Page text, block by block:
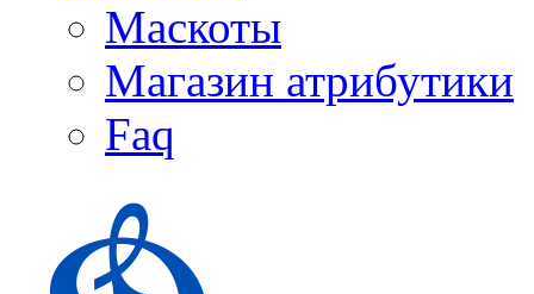
Маскоты
Магазин атрибутики
Faq